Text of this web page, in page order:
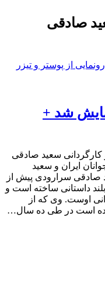
صادقی
شد +
کارگردانی سعید صادقی
ایران و سعید
صادقی سرارودی پیش از
بلند داستانی ساخته است و
اوست. وی که از
بوده است در طی ده سال…